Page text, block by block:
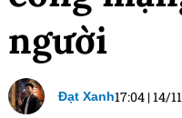
người
Đạt Xanh17:04 |14/